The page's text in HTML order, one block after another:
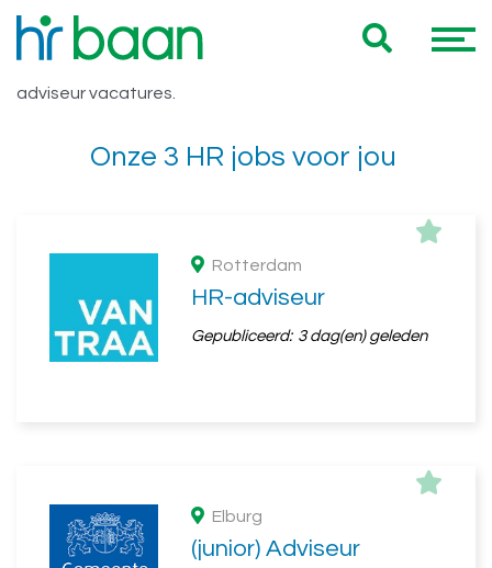
Vacatures HBO 32 uur HR adviseur
Hieronder vind je een overzicht van al onze HBO 32 uur HR
adviseur vacatures.
Onze 3 HR jobs voor jou
Rotterdam
HR-adviseur
Gepubliceerd: 3 dag(en) geleden
Elburg
(junior) Adviseur